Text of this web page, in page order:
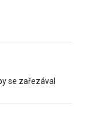
se zařezával